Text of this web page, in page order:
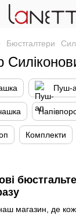
Бюстгалтери
Пуш-
Комплекти
магазин, де